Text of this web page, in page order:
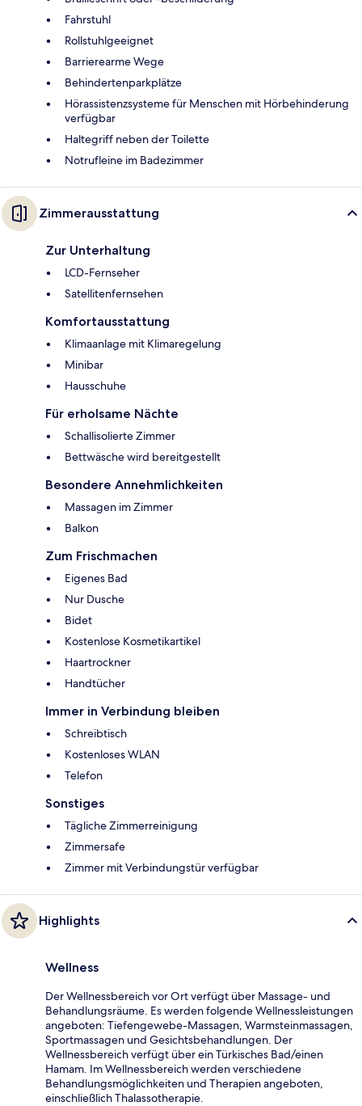
Fahrstuhl
Rollstuhlgeeignet
Barrierearme Wege
Behindertenparkplätze
Hörassistenzsysteme für Menschen mit Hörbehinderung
verfügbar
Haltegriff neben der Toilette
Notrufleine im Badezimmer
Zimmerausstattung
Zur Unterhaltung
LCD-Fernseher
Satellitenfernsehen
Komfortausstattung
Klimaanlage mit Klimaregelung
Minibar
Hausschuhe
Für erholsame Nächte
Schallisolierte Zimmer
Bettwäsche wird bereitgestellt
Besondere Annehmlichkeiten
Massagen im Zimmer
Balkon
Zum Frischmachen
Eigenes Bad
Nur Dusche
Bidet
Kostenlose Kosmetikartikel
Haartrockner
Handtücher
Immer in Verbindung bleiben
Schreibtisch
Kostenloses WLAN
Telefon
Sonstiges
Tägliche Zimmerreinigung
Zimmersafe
Zimmer mit Verbindungstür verfügbar
Highlights
Wellness
Der Wellnessbereich vor Ort verfügt über Massage- und
Behandlungsräume. Es werden folgende Wellnessleistungen
angeboten: Tiefengewebe-Massagen, Warmsteinmassagen,
Sportmassagen und Gesichtsbehandlungen. Der
Wellnessbereich verfügt über ein Türkisches Bad/einen
Hamam. Im Wellnessbereich werden verschiedene
Behandlungsmöglichkeiten und Therapien angeboten,
einschließlich Thalassotherapie.